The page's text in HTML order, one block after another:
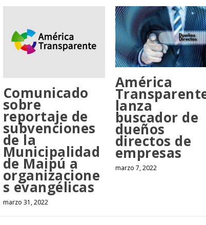
Comunicado
sobre
reportaje de
subvenciones
de la
Municipalidad
de Maipú a
organizacione
s evangélicas
marzo 31, 2022
América
lanza
buscador de
dueños
directos de
empresas
marzo 7, 2022